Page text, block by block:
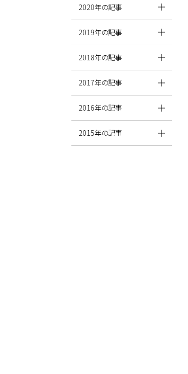
2020年の記事
2019年の記事
2018年の記事
2017年の記事
2016年の記事
2015年の記事